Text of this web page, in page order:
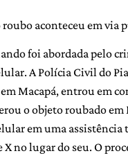
aconteceu em via
foi abordada pelo
A Polícia Civil do
Macapá, entrou em
o objeto roubado em
em uma
no lugar do seu. O